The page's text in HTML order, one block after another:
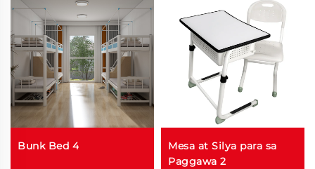
Bunk Bed 4
Mesa at Silya para sa
Paggawa 2